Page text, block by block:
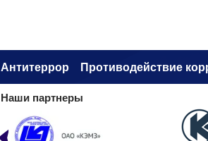
Антитеррор Противодействие
Наши партнеры